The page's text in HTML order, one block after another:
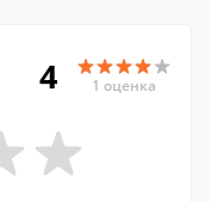
4 1 оценка